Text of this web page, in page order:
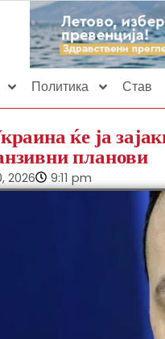
Политика Став
ќе ја
планови
2026 9:11 pm